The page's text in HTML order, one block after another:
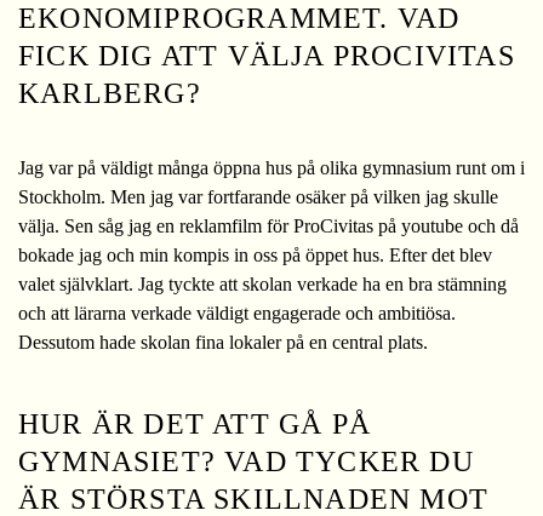
EKONOMIPROGRAMMET. VAD
FICK DIG ATT VÄLJA PROCIVITAS
KARLBERG?
Jag var på väldigt många öppna hus på olika gymnasium runt om i
Stockholm. Men jag var fortfarande osäker på vilken jag skulle
välja. Sen såg jag en reklamfilm för ProCivitas på youtube och då
bokade jag och min kompis in oss på öppet hus. Efter det blev
valet självklart. Jag tyckte att skolan verkade ha en bra stämning
och att lärarna verkade väldigt engagerade och ambitiösa.
Dessutom hade skolan fina lokaler på en central plats.
HUR ÄR DET ATT GÅ PÅ
GYMNASIET? VAD TYCKER DU
ÄR STÖRSTA SKILLNADEN MOT